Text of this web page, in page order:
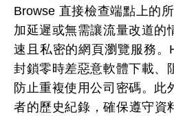
Browse 直接檢查端點上的
加延遲或無需讓流量改道的
速且私密的網頁瀏覽服務。
封鎖零時差惡意軟體下載、
防止重複使用公司密碼。此
者的歷史紀錄，確保遵守資